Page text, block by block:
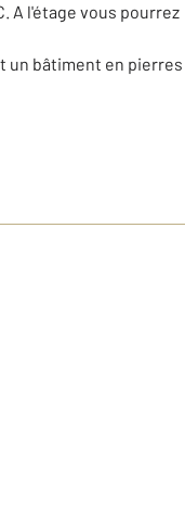
A l'étage vous pourrez
un bâtiment en pierres